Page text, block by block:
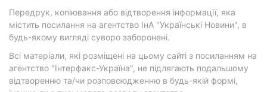
Передрук, копіювання або відтворення інформації, яка
містить посилання на агентство ІнА "Українські Новини", в
будь-якому вигляді суворо заборонені.
Всі матеріали, які розміщені на цьому сайті з посиланням на
агентство "Інтерфакс-Україна", не підлягають подальшому
відтворенню та/чи розповсюдженню в будь-якій формі,